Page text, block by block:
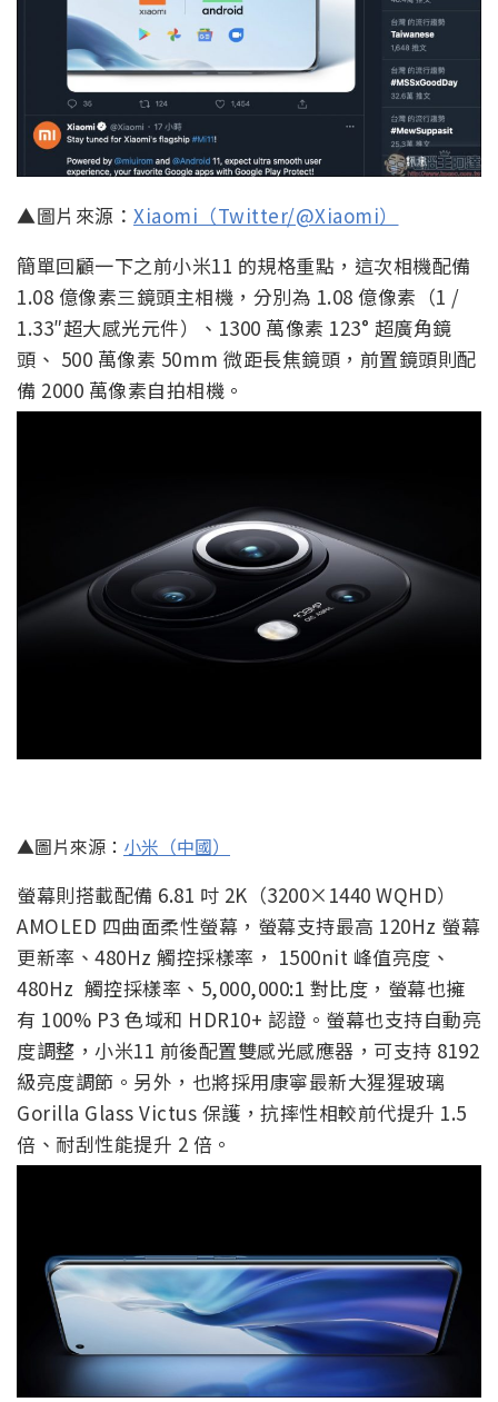
▲圖片來源： Xiaomi（Twitter/@Xiaomi）
簡單回顧一下之前小米11 的規格重點，這次相機配備
1.08 億像素三鏡頭主相機，分別為 1.08 億像素（1 /
1.33″超大感光元件）、1300 萬像素 123° 超廣角鏡
頭、 500 萬像素 50mm 微距長焦鏡頭，前置鏡頭則配
備 2000 萬像素自拍相機。
▲圖片來源： 小米（中國）
螢幕則搭載配備 6.81 吋 2K（3200×1440 WQHD）
AMOLED 四曲面柔性螢幕，螢幕支持最高 120Hz 螢幕
更新率、480Hz 觸控採樣率， 1500nit 峰值亮度、
480Hz 觸控採樣率、5,000,000:1 對比度，螢幕也擁
有 100% P3 色域和 HDR10+ 認證。螢幕也支持自動亮
度調整，小米11 前後配置雙感光感應器，可支持 8192
級亮度調節。另外，也將採用康寧最新大猩猩玻璃
Gorilla Glass Victus 保護，抗摔性相較前代提升 1.5
倍、耐刮性能提升 2 倍。